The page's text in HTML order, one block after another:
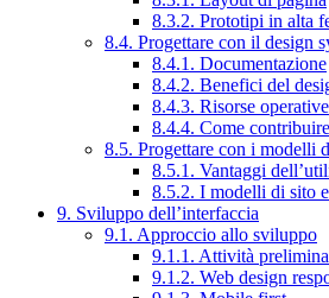
8.3.2. Prototipi in alta
8.4. Progettare con il design
8.4.1. Documentazione
8.4.2. Benefici del
8.4.3. Risorse operative
8.4.4. Come
8.5. Progettare con i modelli
8.5.1. Vantaggi
8.5.2. I modelli di sito
9. Sviluppo dell’interfaccia
9.1. Approccio allo sviluppo
9.1.1. Attività
9.1.2. Web design